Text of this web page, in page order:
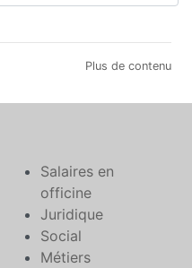
Plus de contenu
Salaires en
officine
Juridique
Social
Métiers